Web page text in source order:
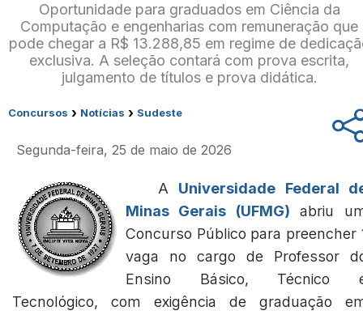
Oportunidade para graduados em Ciência da
Computação e engenharias com remuneração que
pode chegar a R$ 13.288,85 em regime de
exclusiva. A seleção contará com prova escrita,
julgamento de títulos e prova didática.
Concursos › Notícias › Sudeste
Segunda-feira, 25 de maio de 2026
A Universidade Federal
Minas Gerais (UFMG) abriu
Concurso Público para preencher
vaga no cargo de Professor
Ensino Básico, Técnico
Tecnológico, com exigência de graduação